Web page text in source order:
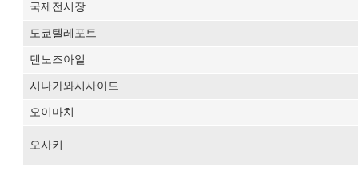
국제전시장
도쿄텔레포트
덴노즈아일
시나가와시사이드
오이마치
오사키